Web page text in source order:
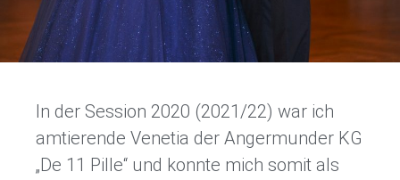
In der Session 2020 (2021/22) war ich
amtierende Venetia der Angermunder KG
„De 11 Pille“ und konnte mich somit als